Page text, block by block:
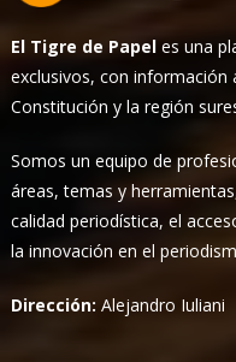
El Tigre de Papel es una
exclusivos, con información
Constitución y la región
Somos un equipo de
áreas, temas y
calidad periodística, el
la innovación en el
Dirección:Alejandro Iuliani